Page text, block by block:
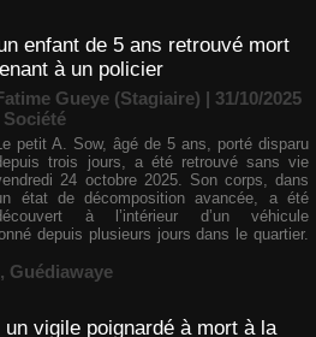
enfant de 5 ans retrouvé mort
à un policier
Gueye (Stagiaire) | 31/10/2025
Société
petit A. Sow, âgé de 5 ans, porté disparu
trois jours, a été retrouvé sans vie
24 octobre 2025. Son corps, dans
état de décomposition avancée, a été
à l’intérieur d’un véhicule
depuis plusieurs jours dans le quartier.
, Guédiawaye
vigile poignardé à mort à la